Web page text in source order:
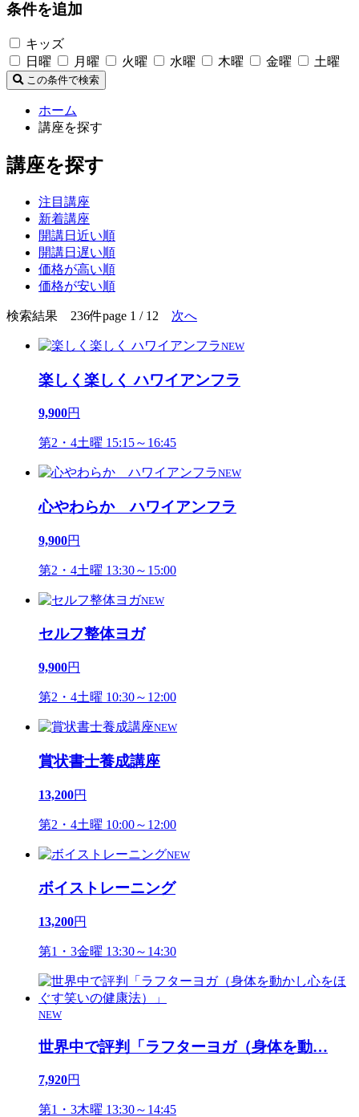
条件を追加
キッズ
日曜
月曜 火曜 水曜 木曜 金曜 土曜
この条件で検索
ホーム
講座を探す
講座を探す
注目講座
新着講座
開講日近い順
開講日遅い順
価格が高い順
価格が安い順
検索結果 236件page 1 / 12 次へ
NEW
楽しく楽しく ハワイアンフラ
9,900円
第2・4土曜 15:15～16:45
NEW
心やわらか ハワイアンフラ
9,900円
第2・4土曜 13:30～15:00
NEW
セルフ整体ヨガ
9,900円
第2・4土曜 10:30～12:00
NEW
賞状書士養成講座
13,200円
第2・4土曜 10:00～12:00
NEW
ボイストレーニング
13,200円
第1・3金曜 13:30～14:30
NEW
世界中で評判「ラフターヨガ（身体を動…
7,920円
第1・3木曜 13:30～14:45